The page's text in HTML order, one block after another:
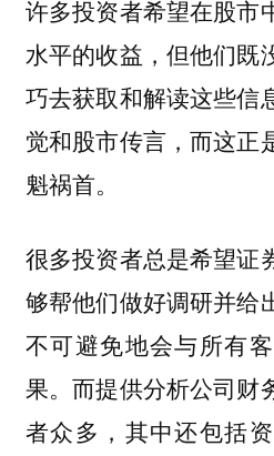
许多投资者希望在股市
水平的收益，但他们既
巧去获取和解读这些信
觉和股市传言，而这正
魁祸首。
很多投资者总是希望证
够帮他们做好调研并给
不可避免地会与所有
果。而提供分析公司财
者众多，其中还包括